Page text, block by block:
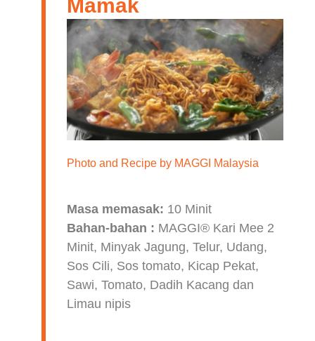
Mamak
Photo and Recipe by MAGGI Malaysia
Masa memasak: 10 Minit
Bahan-bahan : MAGGI® Kari Mee 2
Minit, Minyak Jagung, Telur, Udang,
Sos Cili, Sos tomato, Kicap Pekat,
Sawi, Tomato, Dadih Kacang dan
Limau nipis